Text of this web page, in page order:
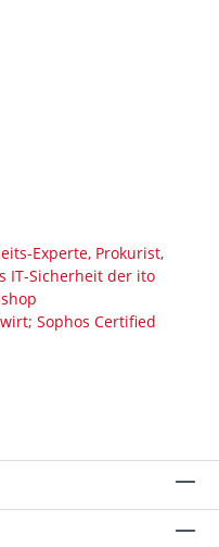
Experte, Prokurist,
IT-Sicherheit der ito
Sophos Certified